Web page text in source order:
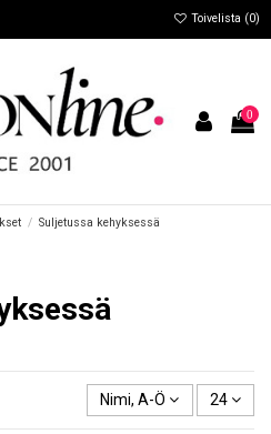
Toivelista (0)
0
Suljetussa kehyksessä
Nimi, A-Ö 24